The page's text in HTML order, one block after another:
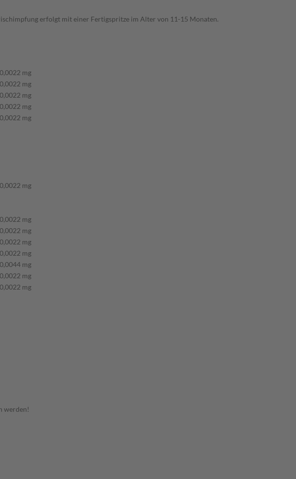
erfolgt mit einer Fertigspritze im Alter von 11-15 Monaten.
mg
mg
mg
mg
mg
mg
mg
mg
mg
mg
mg
mg
mg
werden!